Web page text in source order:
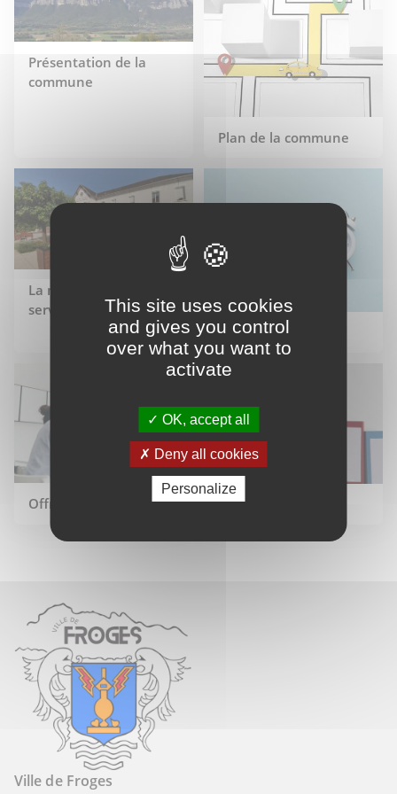
This site uses cookies
and gives you control
over what you want to
activate
OK, accept all
Deny all cookies
Personalize
Présentation de la
commune
Plan de la commune
La mairie à votre
service
En cas d'urgence
Offres d'emploi Marchés publics
Ville de Froges